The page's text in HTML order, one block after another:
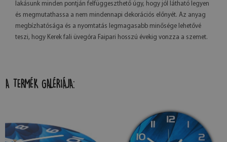
lakásunk minden pontján felfüggeszthető úgy, hogy jól látható legyen
és megmutathassa a nem mindennapi dekorációs előnyét. Az anyag
megbízhatósága és a nyomtatás legmagasabb minősége lehetővé
teszi, hogy Kerek fali üvegóra Faipari hosszú évekig vonzza a szemet.
A TERMÉK GALÉRIÁJA: